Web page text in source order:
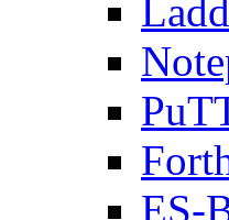
ES-